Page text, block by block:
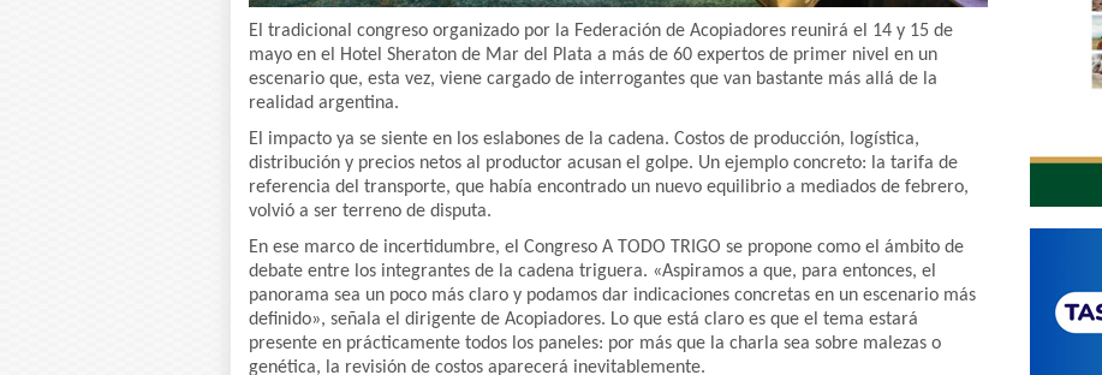
El tradicional congreso organizado por la Federación de Acopiadores reunirá el 14 y 15 de
mayo en el Hotel Sheraton de Mar del Plata a más de 60 expertos de primer nivel en un
escenario que, esta vez, viene cargado de interrogantes que van bastante más allá de la
realidad argentina.
El impacto ya se siente en los eslabones de la cadena. Costos de producción, logística,
distribución y precios netos al productor acusan el golpe. Un ejemplo concreto: la tarifa de
referencia del transporte, que había encontrado un nuevo equilibrio a mediados de febrero,
volvió a ser terreno de disputa.
En ese marco de incertidumbre, el Congreso A TODO TRIGO se propone como el ámbito de
debate entre los integrantes de la cadena triguera. «Aspiramos a que, para entonces, el
panorama sea un poco más claro y podamos dar indicaciones concretas en un escenario más
definido», señala el dirigente de Acopiadores. Lo que está claro es que el tema estará
presente en prácticamente todos los paneles: por más que la charla sea sobre malezas o
genética, la revisión de costos aparecerá inevitablemente.